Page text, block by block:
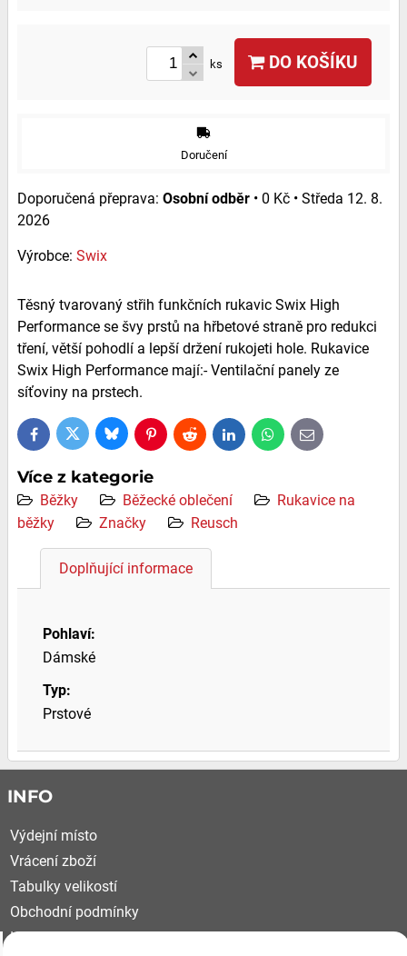
ks DO KOŠÍKU
Doručení
Osobní odběr • 0 Kč • Středa 12. 8.
2026
Výrobce: Swix
Těsný tvarovaný střih funkčních rukavic Swix High
Performance se švy prstů na hřbetové straně pro redukci
tření, větší pohodlí a lepší držení rukojeti hole. Rukavice
Swix High Performance mají:- Ventilační panely ze
síťoviny na prstech.
FacebookTwitter BlueskyPinterestReddit LinkedInWhatsApp
E-
mail
Více z kategorie
Běžky Běžecké oblečení
Rukavice na
běžky
Značky Reusch
Doplňující informace
Pohlaví:
Dámské
Typ:
Prstové
INFO
Výdejní místo
Vrácení zboží
Tabulky velikostí
Obchodní podmínky
Kariéra